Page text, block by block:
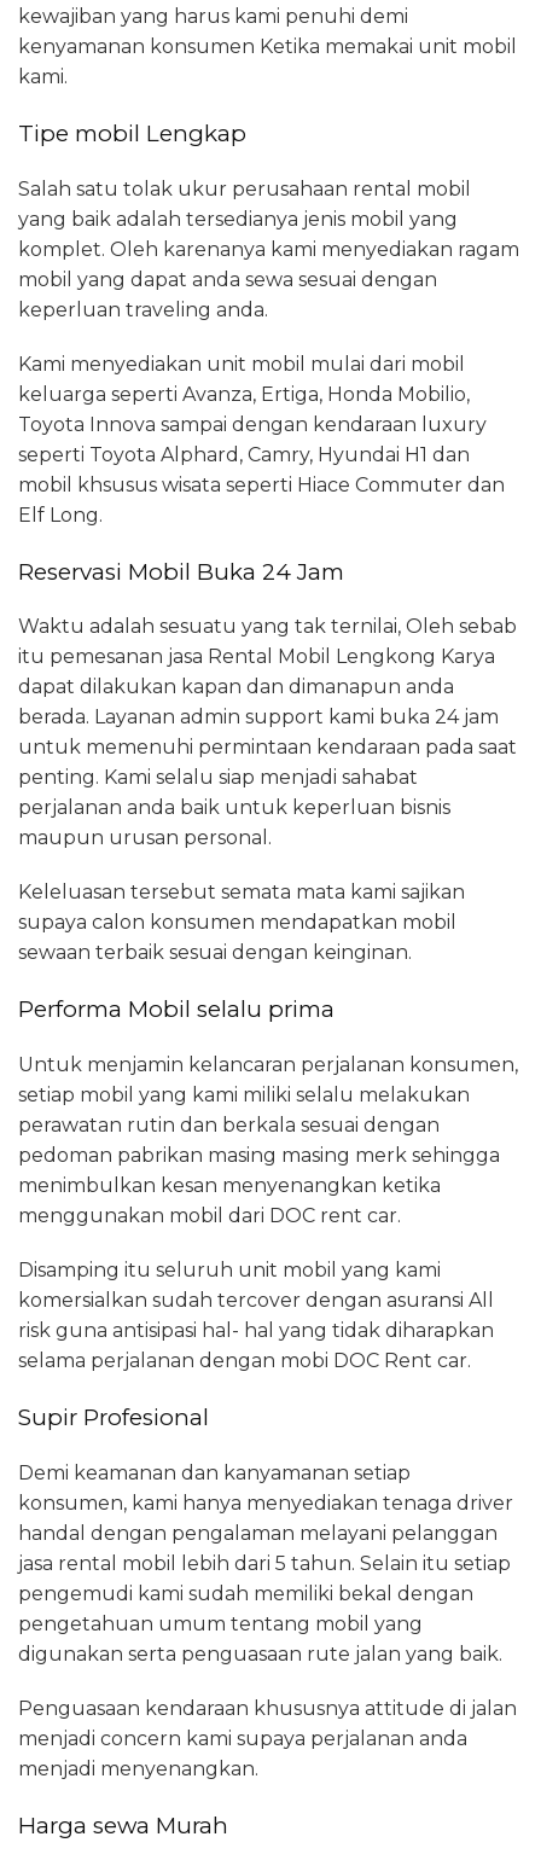
kewajiban yang harus kami penuhi demi
kenyamanan konsumen Ketika memakai unit mobil
kami.
Tipe mobil Lengkap
Salah satu tolak ukur perusahaan rental mobil
yang baik adalah tersedianya jenis mobil yang
komplet. Oleh karenanya kami menyediakan ragam
mobil yang dapat anda sewa sesuai dengan
keperluan traveling anda.
Kami menyediakan unit mobil mulai dari mobil
keluarga seperti Avanza, Ertiga, Honda Mobilio,
Toyota Innova sampai dengan kendaraan luxury
seperti Toyota Alphard, Camry, Hyundai H1 dan
mobil khsusus wisata seperti Hiace Commuter dan
Elf Long.
Reservasi Mobil Buka 24 Jam
Waktu adalah sesuatu yang tak ternilai, Oleh sebab
itu pemesanan jasa Rental Mobil Lengkong Karya
dapat dilakukan kapan dan dimanapun anda
berada. Layanan admin support kami buka 24 jam
untuk memenuhi permintaan kendaraan pada saat
penting. Kami selalu siap menjadi sahabat
perjalanan anda baik untuk keperluan bisnis
maupun urusan personal.
Keleluasan tersebut semata mata kami sajikan
supaya calon konsumen mendapatkan mobil
sewaan terbaik sesuai dengan keinginan.
Performa Mobil selalu prima
Untuk menjamin kelancaran perjalanan konsumen,
setiap mobil yang kami miliki selalu melakukan
perawatan rutin dan berkala sesuai dengan
pedoman pabrikan masing masing merk sehingga
menimbulkan kesan menyenangkan ketika
menggunakan mobil dari DOC rent car.
Disamping itu seluruh unit mobil yang kami
komersialkan sudah tercover dengan asuransi All
risk guna antisipasi hal- hal yang tidak diharapkan
selama perjalanan dengan mobi DOC Rent car.
Supir Profesional
Demi keamanan dan kanyamanan setiap
konsumen, kami hanya menyediakan tenaga driver
handal dengan pengalaman melayani pelanggan
jasa rental mobil lebih dari 5 tahun. Selain itu setiap
pengemudi kami sudah memiliki bekal dengan
pengetahuan umum tentang mobil yang
digunakan serta penguasaan rute jalan yang baik.
Penguasaan kendaraan khususnya attitude di jalan
menjadi concern kami supaya perjalanan anda
menjadi menyenangkan.
Harga sewa Murah